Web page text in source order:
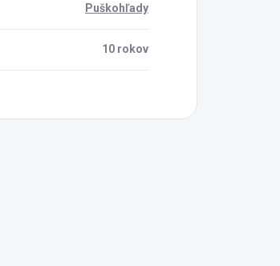
Puškohľady
10 rokov